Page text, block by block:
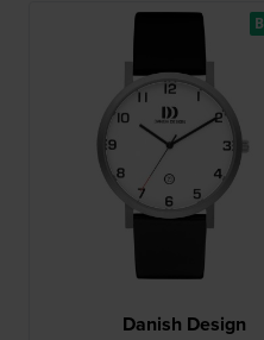
Danish Design